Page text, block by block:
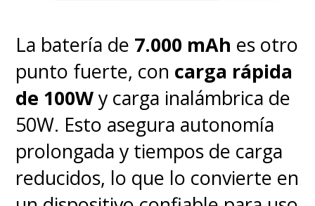
limitaciones carece bastante
de ella,al menos en los usos
que ya nos estamos
acostumbrando.
La batería de 7.000 mAh es otro
punto fuerte, con carga rápida
de 100Wy carga inalámbrica de
50W. Esto asegura autonomía
prolongada y tiempos de carga
reducidos, lo que lo convierte en